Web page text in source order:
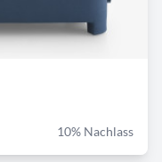
10% Nachlass